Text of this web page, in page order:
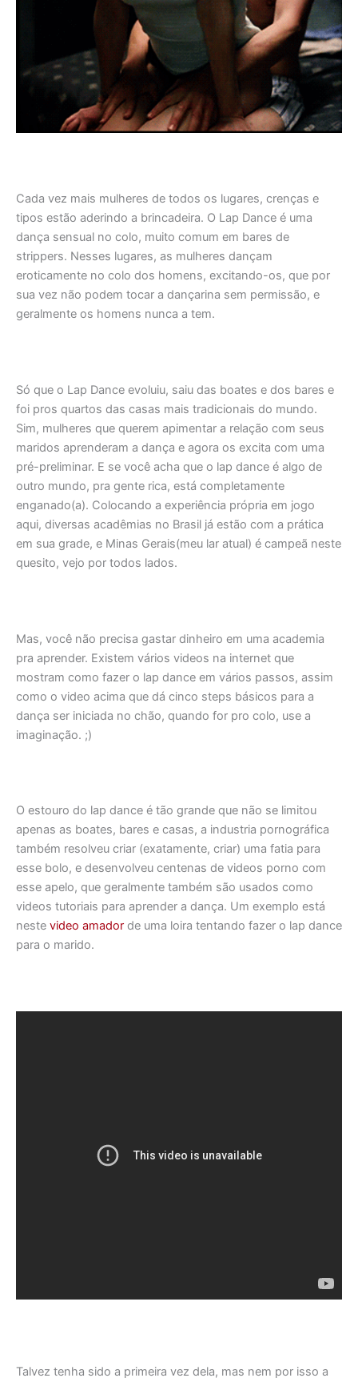
Cada vez mais mulheres de todos os lugares, crenças e
tipos estão aderindo a brincadeira. O Lap Dance é uma
dança sensual no colo, muito comum em bares de
strippers. Nesses lugares, as mulheres dançam
eroticamente no colo dos homens, excitando-os, que por
sua vez não podem tocar a dançarina sem permissão, e
geralmente os homens nunca a tem.
Só que o Lap Dance evoluiu, saiu das boates e dos bares e
foi pros quartos das casas mais tradicionais do mundo.
Sim, mulheres que querem apimentar a relação com seus
maridos aprenderam a dança e agora os excita com uma
pré-preliminar. E se você acha que o lap dance é algo de
outro mundo, pra gente rica, está completamente
enganado(a). Colocando a experiência própria em jogo
aqui, diversas acadêmias no Brasil já estão com a prática
em sua grade, e Minas Gerais(meu lar atual) é campeã neste
quesito, vejo por todos lados.
Mas, você não precisa gastar dinheiro em uma academia
pra aprender. Existem vários videos na internet que
mostram como fazer o lap dance em vários passos, assim
como o video acima que dá cinco steps básicos para a
dança ser iniciada no chão, quando for pro colo, use a
imaginação. ;)
O estouro do lap dance é tão grande que não se limitou
apenas as boates, bares e casas, a industria pornográfica
também resolveu criar (exatamente, criar) uma fatia para
esse bolo, e desenvolveu centenas de videos porno com
esse apelo, que geralmente também são usados como
videos tutoriais para aprender a dança. Um exemplo está
neste video amador de uma loira tentando fazer o lap dance
para o marido.
Talvez tenha sido a primeira vez dela, mas nem por isso a